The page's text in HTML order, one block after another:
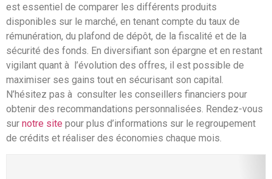
est essentiel de comparer les différents produits
disponibles sur le marché, en tenant compte du taux de
rémunération, du plafond de dépôt, de la fiscalité et de la
sécurité des fonds. En diversifiant son épargne et en restant
vigilant quant à l’évolution des offres, il est possible de
maximiser ses gains tout en sécurisant son capital.
N’hésitez pas à consulter les conseillers financiers pour
obtenir des recommandations personnalisées. Rendez-vous
sur notre site pour plus d’informations sur le regroupement
de crédits et réaliser des économies chaque mois.